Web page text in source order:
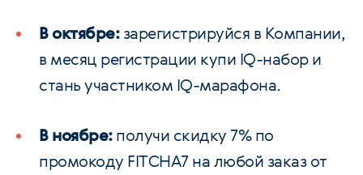
В октябре:зарегистрируйся в Компании,
в месяц регистрации купи IQ-набор и
стань участником IQ-марафона.
В ноябре:получи скидку 7% по
промокоду FITCHA7 на любой заказ от